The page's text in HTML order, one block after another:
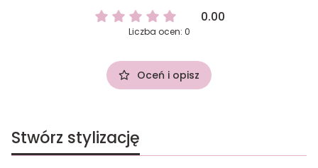
0.00
Liczba ocen: 0
Oceń i opisz
Stwórz stylizację